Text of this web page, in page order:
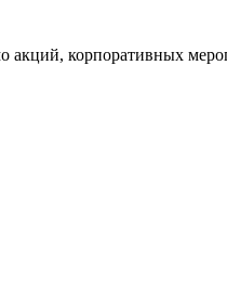
акций, корпоративных